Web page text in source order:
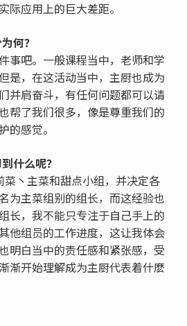
际应用上的巨大差距。
何？
事吧。一般课程当中，老师和学
是，在这活动当中，主厨也成为
并肩奋斗，有任何问题都可以请
帮了我们很多，像是尊重我们的
的感觉。
什么呢？
丶主菜和甜点小组，并决定各
为主菜组别的组长，而这经验也
长，我不能只专注于自己手上的
他组员的工作进度，这让我体会
明白当中的责任感和紧张感，受
渐开始理解成为主厨代表着什麽